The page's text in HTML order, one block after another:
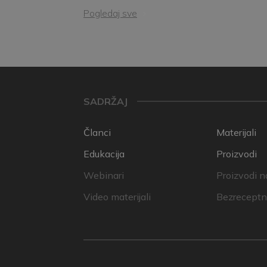
Pogledaj sve
SADRŽAJ
Članci
Edukacija
Webinari
Video materijali
Materijali
Proizvodi
Proizvodi